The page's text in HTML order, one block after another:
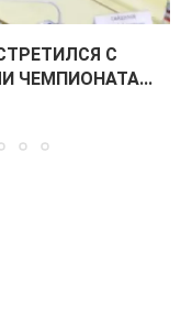
С
ЧЕМПИОНАТА...